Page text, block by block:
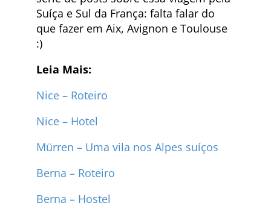
Suíça e Sul da França: falta falar do
que fazer em Aix, Avignon e Toulouse
:)
Leia Mais:
Nice – Roteiro
Nice – Hotel
Mürren – Uma vila nos Alpes suíços
Berna – Roteiro
Berna – Hostel